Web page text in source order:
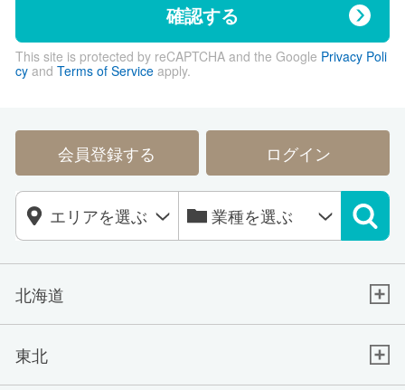
確認する
This site is protected by reCAPTCHA and the Google Privacy Poli
cyand Terms of Serviceapply.
会員登録する ログイン
北海道
東北